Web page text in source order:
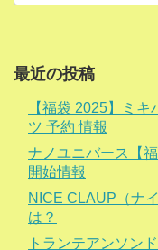
最近の投稿
【福袋 2025】ミ
ツ 予約 情報
ナノユニバース【
開始情報
NICE CLAUP（ナ
は？
トランテアンソン